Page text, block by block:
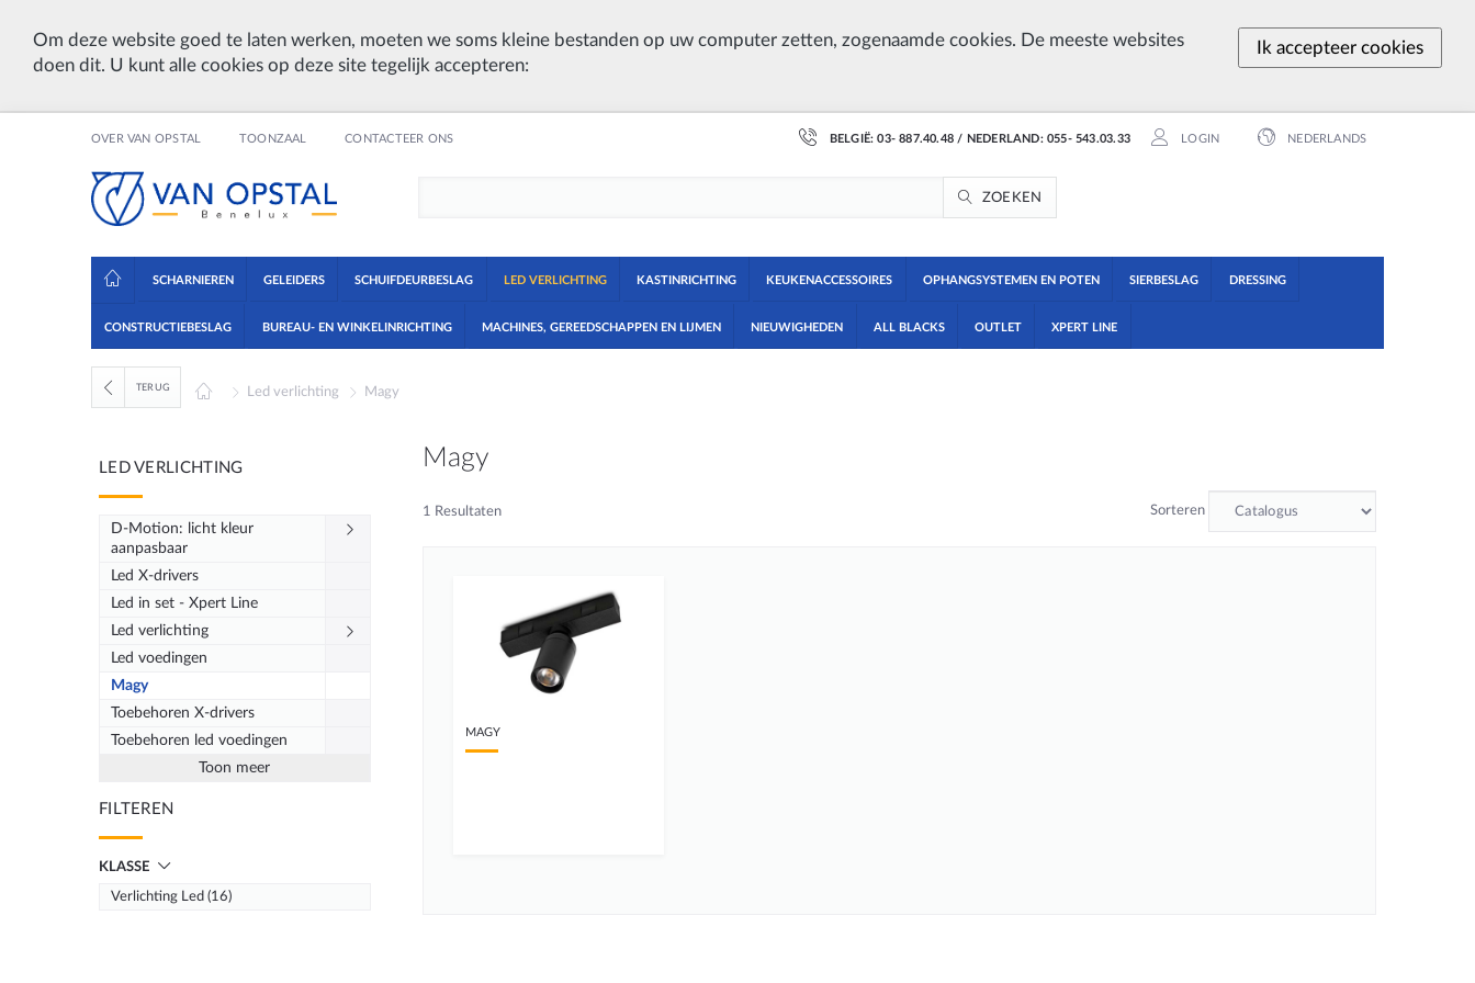
Ik accepteer cookies
Om deze website goed te laten werken, moeten we soms kleine bestanden op uw computer zetten, zogenaamde cookies. De meeste websites
doen dit. U kunt alle cookies op deze site tegelijk accepteren:
OVER VAN OPSTAL TOONZAAL CONTACTEER ONS BELGIË: 03- 887.40.48 / NEDERLAND: 055- 543.03.33 LOGIN NEDERLANDS
ZOEKEN
SCHARNIEREN GELEIDERS SCHUIFDEURBESLAG LED VERLICHTING KASTINRICHTING KEUKENACCESSOIRES OPHANGSYSTEMEN EN POTEN SIERBESLAG DRESSING
CONSTRUCTIEBESLAG BUREAU- EN WINKELINRICHTING MACHINES, GEREEDSCHAPPEN EN LIJMEN NIEUWIGHEDEN ALL BLACKS OUTLET XPERT LINE
TERUG Led verlichting Magy
LED VERLICHTING
D-Motion: licht kleur
aanpasbaar
Led X-drivers
Led in set - Xpert Line
Led verlichting
Led voedingen
Magy
Toebehoren X-drivers
Toebehoren led voedingen
Toon meer
FILTEREN
KLASSE
Verlichting Led (16)
Magy
1 Resultaten Sorteren
MAGY